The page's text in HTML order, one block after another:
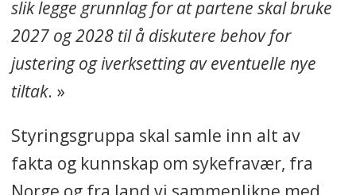
slik legge grunnlag for at partene skal bruke
2027 og 2028 til å diskutere behov for
justering og iverksetting av eventuelle nye
tiltak. »
Styringsgruppa skal samle inn alt av
fakta og kunnskap om sykefravær, fra